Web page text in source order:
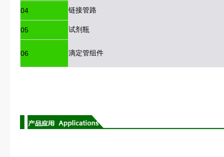
04 链接管路
05 试剂瓶
06 滴定管组件